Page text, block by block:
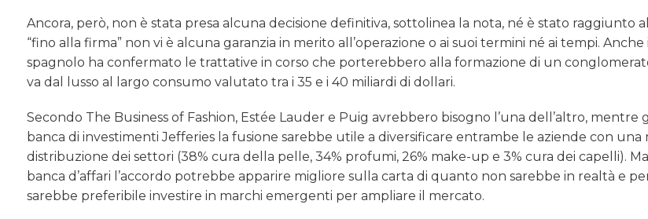
Ancora, però, non è stata presa alcuna decisione definitiva, sottolinea la nota, né è stato raggiunto
“fino alla firma” non vi è alcuna garanzia in merito all’operazione o ai suoi termini né ai tempi.
spagnolo ha confermato le trattative in corso che porterebbero alla formazione di un
va dal lusso al largo consumo valutato tra i 35 e i 40 miliardi di dollari.
Secondo The Business of Fashion, Estée Lauder e Puig avrebbero bisogno l’una dell’altro, mentre
banca di investimenti Jefferies la fusione sarebbe utile a diversificare entrambe le aziende con una
distribuzione dei settori (38% cura della pelle, 34% profumi, 26% make-up e 3% cura dei capelli).
banca d’affari l’accordo potrebbe apparire migliore sulla carta di quanto non sarebbe in realtà e
sarebbe preferibile investire in marchi emergenti per ampliare il mercato.